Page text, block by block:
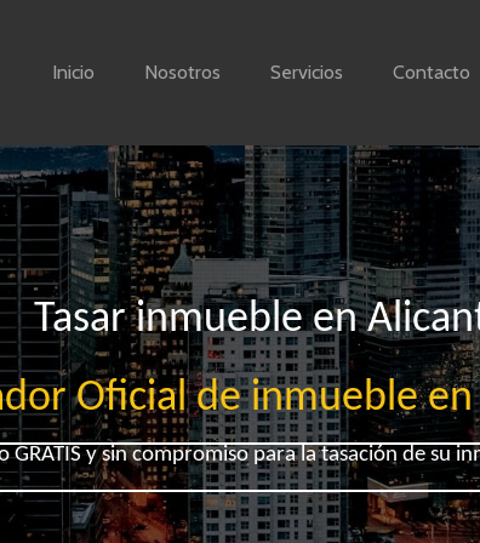
Inicio Nosotros Servicios Contacto
Tasar inmueble en
Oficial de inmueble
GRATIS y sin compromiso para la tasación de su